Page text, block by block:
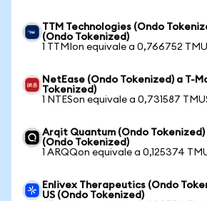
TTM Technologies (Ondo
(Ondo Tokenized)
1 TTMIon equivale a 0,766752
NetEase (Ondo Tokenized) a T-
Tokenized)
1 NTESon equivale a 0,731587
Arqit Quantum (Ondo Tokenized)
(Ondo Tokenized)
1 ARQQon equivale a 0,125374
Enlivex Therapeutics (Ondo
US (Ondo Tokenized)